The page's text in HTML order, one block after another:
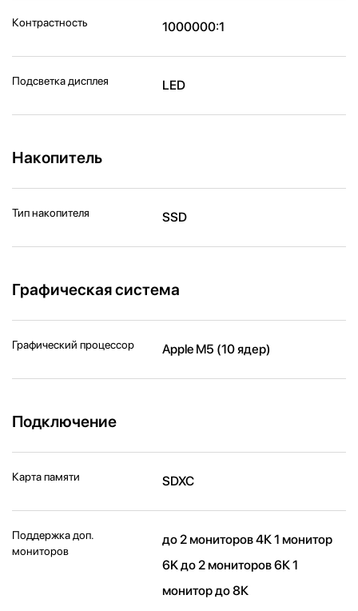
Контрастность 1000000:1
Подсветка дисплея LED
Накопитель
Тип накопителя SSD
Графическая система
Графический процессор Apple M5 (10 ядер)
Подключение
Карта памяти SDXC
Поддержка доп.
мониторов
до 2 мониторов 4К 1 монитор
6K до 2 мониторов 6К 1
монитор до 8К